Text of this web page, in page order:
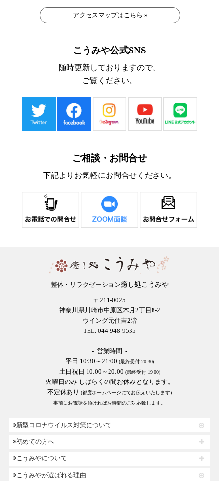
アクセスマップはこちら »
こうみや公式SNS
随時更新しておりますので、
ご覧ください。
ご相談・お問合せ
下記よりお気軽にお問合せください。
整体・リラクゼーション癒し処こうみや
〒211-0025
神奈川県川崎市中原区木月2丁目8-2
ウイング元住吉2階
TEL. 044-948-9535
- 営業時間 -
平日 10:30～21:00 (最終受付 20:30)
土日祝日 10:00～20:00 (最終受付 19:00)
火曜日のみ しばらくの間お休みとなります。
不定休あり (都度ホームページにてお伝えいたします)
事前にお電話を頂ければお時間のご対応致します。
新型コロナウイルス対策について
初めての方へ
こうみやについて
こうみやが選ばれる理由